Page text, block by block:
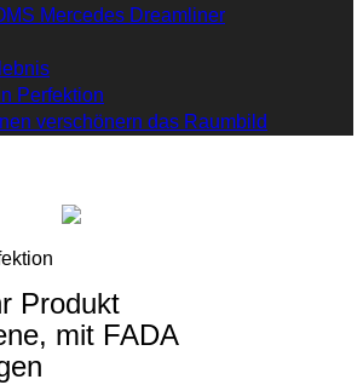
Mercedes Dreamliner
Perfektion
verschönern das Raumbild
Produkt
mit FADA